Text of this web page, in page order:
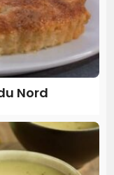
Nord